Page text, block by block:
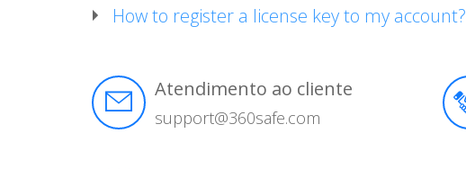
How to register a license key to my account?
Atendimento ao cliente
support@360safe.com